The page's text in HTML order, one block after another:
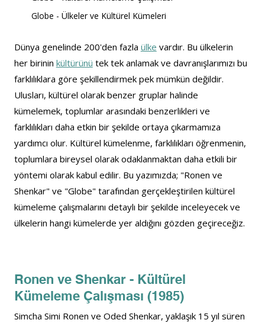
Globe - Ülkeler ve Kültürel Kümeleri
Dünya genelinde 200'den fazla ülke vardır. Bu ülkelerin
her birinin kültürünü tek tek anlamak ve davranışlarımızı bu
farklılıklara göre şekillendirmek pek mümkün değildir.
Ulusları, kültürel olarak benzer gruplar halinde
kümelemek, toplumlar arasındaki benzerlikleri ve
farklılıkları daha etkin bir şekilde ortaya çıkarmamıza
yardımcı olur. Kültürel kümelenme, farklılıkları öğrenmenin,
toplumlara bireysel olarak odaklanmaktan daha etkili bir
yöntemi olarak kabul edilir. Bu yazımızda; "Ronen ve
Shenkar" ve "Globe" tarafından gerçekleştirilen kültürel
kümeleme çalışmalarını detaylı bir şekilde inceleyecek ve
ülkelerin hangi kümelerde yer aldığını gözden geçireceğiz.
Ronen ve Shenkar - Kültürel
Kümeleme Çalışması (1985)
Simcha Simi Ronen ve Oded Shenkar, yaklaşık 15 yıl süren